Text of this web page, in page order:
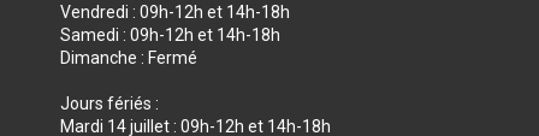
Vendredi : 09h-12h et 14h-18h
Samedi : 09h-12h et 14h-18h
Dimanche : Fermé
Jours fériés :
Mardi 14 juillet : 09h-12h et 14h-18h